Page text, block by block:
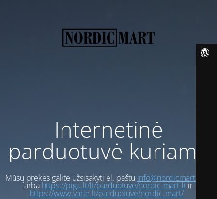
Internetinė
parduotuvė kuriama
Mūsų prekes galite užsisakyti el. paštu info@nordicmart.com
arba https://pigu.lt/lt/parduotuve/nordic-mart-ltir
https://www.varle.lt/parduotuve/nordic-mart/